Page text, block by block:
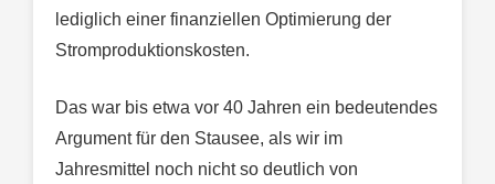
lediglich einer finanziellen Optimierung der
Stromproduktionskosten.
Das war bis etwa vor 40 Jahren ein bedeutendes
Argument für den Stausee, als wir im
Jahresmittel noch nicht so deutlich von